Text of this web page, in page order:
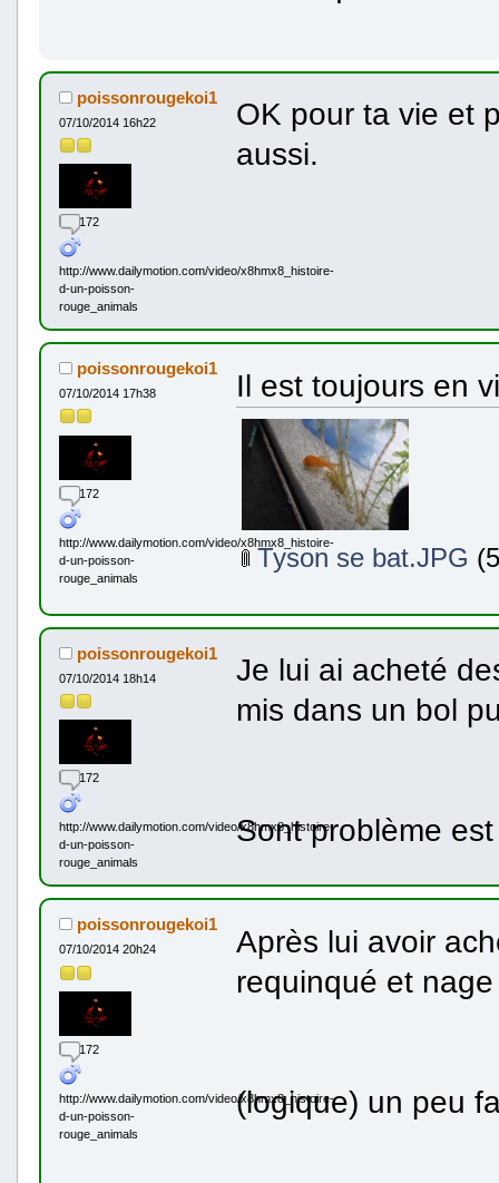
poissonrougekoi1
07/10/2014 16h22
172
http://www.dailymotion.com/video/x8hmx8_histoire-
d-un-poisson-
rouge_animals
OK pour ta vie et
aussi.
poissonrougekoi1
07/10/2014 17h38
172
http://www.dailymotion.com/video/x8hmx8_histoire-
d-un-poisson-
rouge_animals
Il est toujours en
Tyson se bat.JPG
poissonrougekoi1
07/10/2014 18h14
172
http://www.dailymotion.com/video/x8hmx8_histoire-
d-un-poisson-
rouge_animals
Je lui ai acheté
mis dans un bol
Sont problème
poissonrougekoi1
07/10/2014 20h24
172
http://www.dailymotion.com/video/x8hmx8_histoire-
d-un-poisson-
rouge_animals
Après lui avoir
requinqué et
(logique) un peu